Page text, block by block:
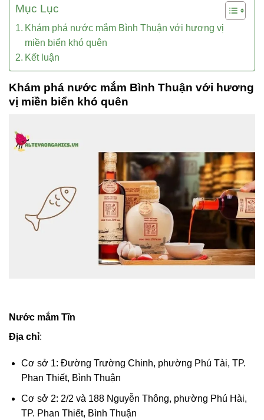
Mục Lục
Khám phá nước mắm Bình Thuận với hương vị
miền biển khó quên
Kết luận
Khám phá nước mắm Bình Thuận với hương
vị miền biển khó quên
Nước mắm Tĩn
Địa chỉ:
Cơ sở 1: Đường Trường Chinh, phường Phú Tài, TP.
Phan Thiết, Bình Thuận
Cơ sở 2: 2/2 và 188 Nguyễn Thông, phường Phú Hài,
TP. Phan Thiết, Bình Thuận